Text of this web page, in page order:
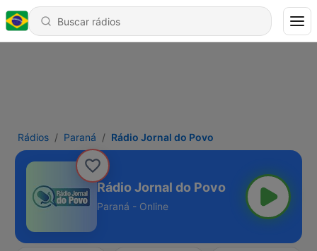
Rádios Paraná Rádio Jornal do Povo
Rádio Jornal do Povo
Paraná - Online